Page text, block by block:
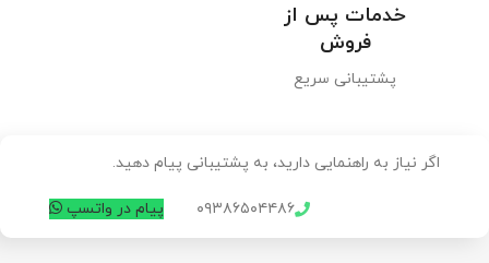
خدمات پس از
فروش
پشتیبانی سریع
اگر نیاز به راهنمایی دارید، به پشتیبانی پیام دهید.
۰۹۳۸۶۵۰۴۴۸۶ پیام در واتسپ